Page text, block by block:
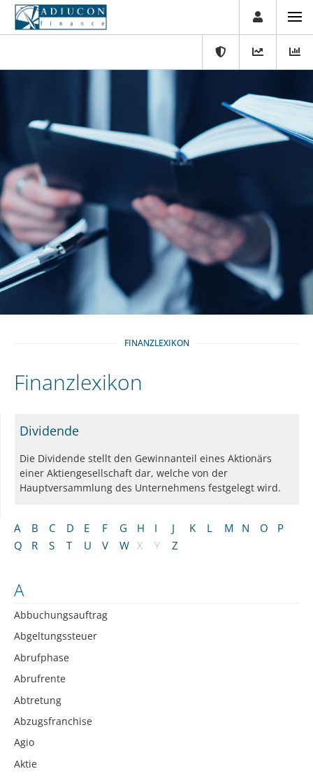
FINANZLEXIKON
Finanzlexikon
A B C D E F G H I J K L M N O
P
Q
R S T U V W X Y Z
A
Abbuchungsauftrag
Abgeltungssteuer
Abrufphase
Abrufrente
Abtretung
Abzugsfranchise
Agio
Aktie
Dividende
Die Dividende stellt den Gewinnanteil eines Aktionärs
einer Aktiengesellschaft dar, welche von der
Hauptversammlung des Unternehmens festgelegt wird.